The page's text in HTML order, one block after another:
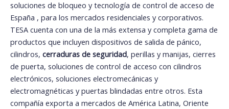
soluciones de bloqueo y tecnología de control de acceso de
España , para los mercados residenciales y corporativos.
TESA cuenta con una de la más extensa y completa gama de
productos que incluyen dispositivos de salida de pánico,
cilindros, cerraduras de seguridad, perillas y manijas, cierres
de puerta, soluciones de control de acceso con cilindros
electrónicos, soluciones electromecánicas y
electromagnéticas y puertas blindadas entre otros. Esta
compañía exporta a mercados de América Latina, Oriente